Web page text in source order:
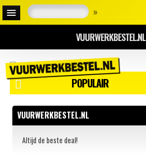
»
VUURWERKBESTEL.NL
POPULAIR
VUURWERKBESTEL.NL
Altijd de beste deal!